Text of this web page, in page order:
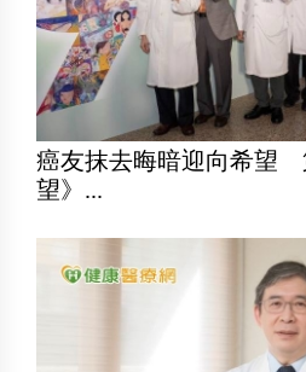
癌友抹去晦暗迎向希望
望》...